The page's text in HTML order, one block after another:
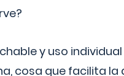
y uso
cosa que facilita la